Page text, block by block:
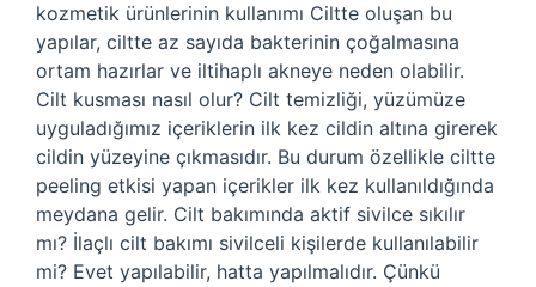
kozmetik ürünlerinin kullanımı Ciltte oluşan bu
yapılar, ciltte az sayıda bakterinin çoğalmasına
ortam hazırlar ve iltihaplı akneye neden olabilir.
Cilt kusması nasıl olur? Cilt temizliği, yüzümüze
uyguladığımız içeriklerin ilk kez cildin altına girerek
cildin yüzeyine çıkmasıdır. Bu durum özellikle ciltte
peeling etkisi yapan içerikler ilk kez kullanıldığında
meydana gelir. Cilt bakımında aktif sivilce sıkılır
mı? İlaçlı cilt bakımı sivilceli kişilerde kullanılabilir
mi? Evet yapılabilir, hatta yapılmalıdır. Çünkü